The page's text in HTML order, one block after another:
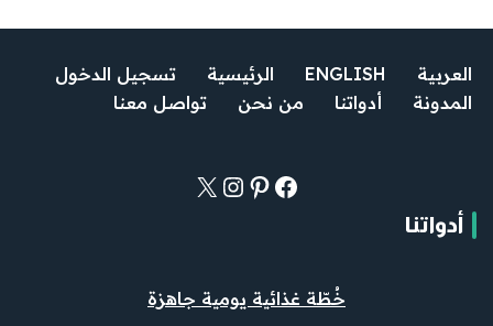
العربية ENGLISH الرئيسية
تسجيل الدخول
المدونة
أدواتنا من نحن تواصل معنا
أدواتنا
خُطّة غذائية يومية جاهزة